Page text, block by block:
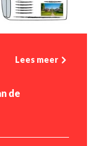
Lees meer
de